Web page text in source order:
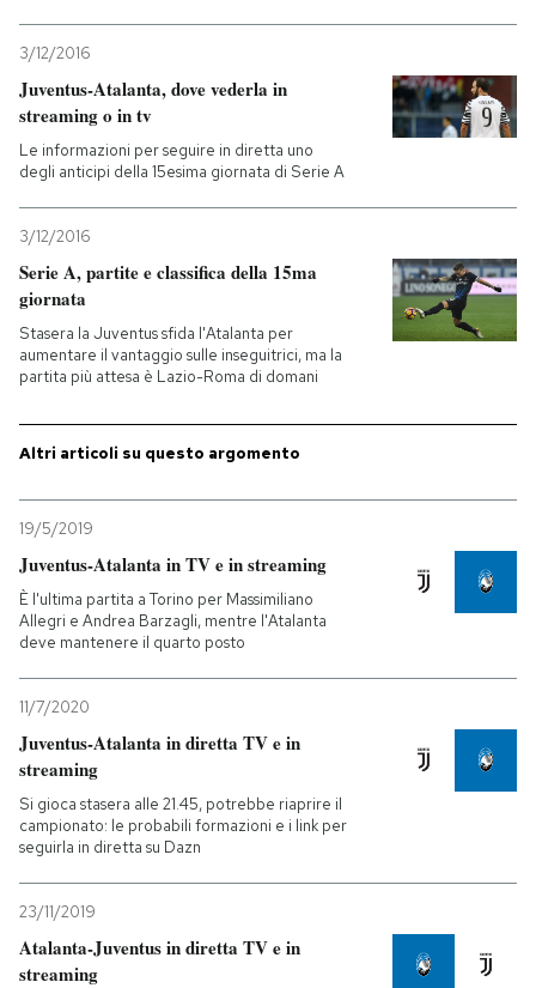
I MIEI PREFERITI
SHOP
AREA PERSONALE
Entra
3/12/2016
Juventus-Atalanta, dove vederla in
streaming o in tv
Le informazioni per seguire in diretta uno
degli anticipi della 15esima giornata di Serie A
3/12/2016
Serie A, partite e classifica della 15ma
giornata
Stasera la Juventus sfida l'Atalanta per
aumentare il vantaggio sulle inseguitrici, ma la
partita più attesa è Lazio-Roma di domani
Altri articoli su questo argomento
19/5/2019
Juventus-Atalanta in TV e in streaming
È l'ultima partita a Torino per Massimiliano
Allegri e Andrea Barzagli, mentre l'Atalanta
deve mantenere il quarto posto
11/7/2020
Juventus-Atalanta in diretta TV e in
streaming
Si gioca stasera alle 21.45, potrebbe riaprire il
campionato: le probabili formazioni e i link per
seguirla in diretta su Dazn
23/11/2019
Atalanta-Juventus in diretta TV e in
streaming